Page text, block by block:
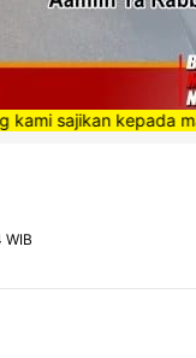
kepada masyarakat